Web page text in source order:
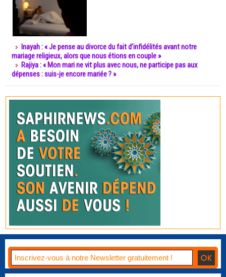
Inayah : « Je pense au divorce du fait d’infidélités avant notre
mariage religieux, alors que nous étions en couple »
Rajiya : « Mon mari ne vit plus avec nous, ne participe pas aux
dépenses : suis-je encore mariée ? »